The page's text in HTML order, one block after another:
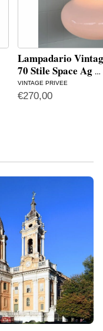
Lampadario
70 Stile Space Ag …
VINTAGE PRIVEE
€270,00